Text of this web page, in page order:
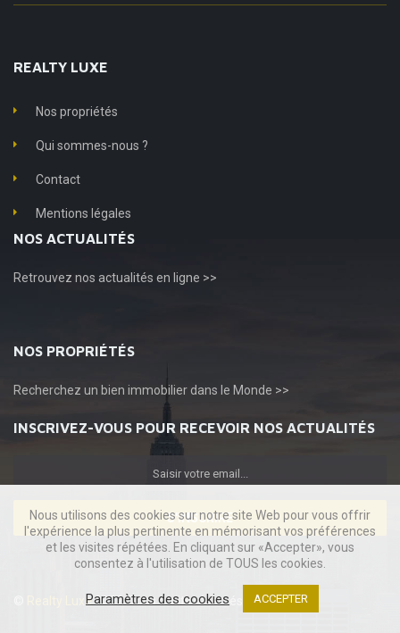
REALTY LUXE
Nos propriétés
Qui sommes-nous ?
Contact
Mentions légales
NOS ACTUALITÉS
Retrouvez nos actualités en ligne >>
NOS PROPRIÉTÉS
Recherchez un bien immobilier dans le Monde >>
INSCRIVEZ-VOUS POUR RECEVOIR NOS ACTUALITÉS
S'INSCRIRE
Realty Luxe2022. Tous droits réservés.
Nous utilisons des cookies sur notre site Web pour vous offrir
l'expérience la plus pertinente en mémorisant vos préférences
et les visites répétées. En cliquant sur «Accepter», vous
consentez à l'utilisation de TOUS les cookies.
Paramètres des cookies ACCEPTER